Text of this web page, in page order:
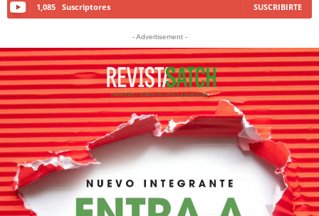
1,085 Suscriptores SUSCRIBIRTE
- Advertisement -